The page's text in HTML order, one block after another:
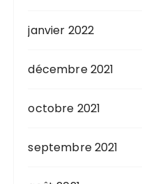
janvier 2022
décembre 2021
octobre 2021
septembre 2021